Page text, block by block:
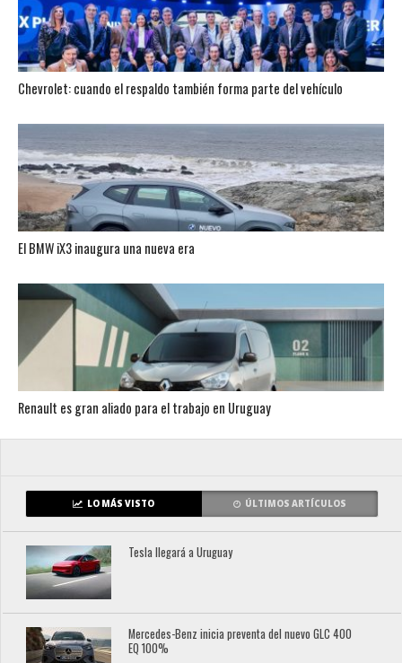
Chevrolet: cuando el respaldo también forma parte del vehículo
El BMW iX3 inaugura una nueva era
Renault es gran aliado para el trabajo en Uruguay
LO MÁS VISTO ÚLTIMOS ARTÍCULOS
Tesla llegará a Uruguay
Mercedes-Benz inicia preventa del nuevo GLC 400
EQ 100%